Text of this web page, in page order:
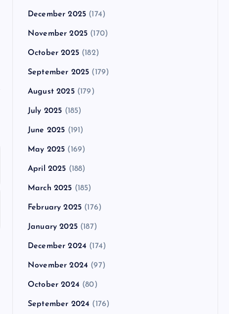
December 2025 (174)
November 2025 (170)
October 2025(182)
September 2025 (179)
August 2025(179)
July 2025 (185)
June 2025 (191)
May 2025 (169)
April 2025 (188)
March 2025 (185)
February 2025 (176)
January 2025(187)
December 2024 (174)
November 2024 (97)
October 2024 (80)
September 2024 (176)